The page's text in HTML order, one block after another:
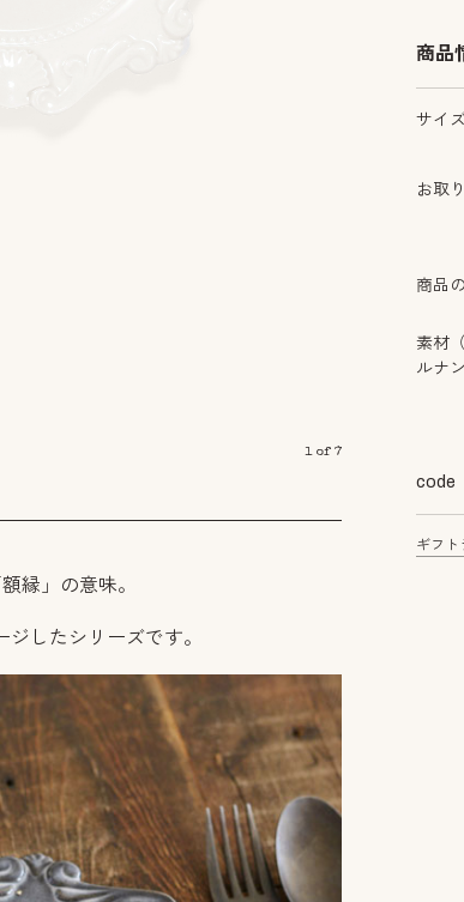
1of 7
商品
サイ
お取
商品
素材
ルナ
code
ギフト
縁」の意味。
したシリーズです。